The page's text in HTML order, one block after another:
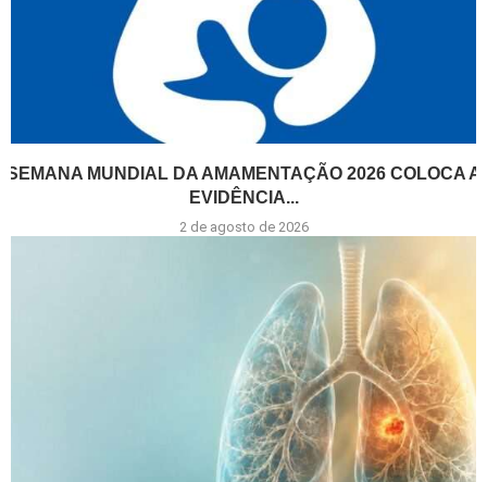
SEMANA MUNDIAL DA AMAMENTAÇÃO 2026 COLOCA A
EVIDÊNCIA...
2 de agosto de 2026